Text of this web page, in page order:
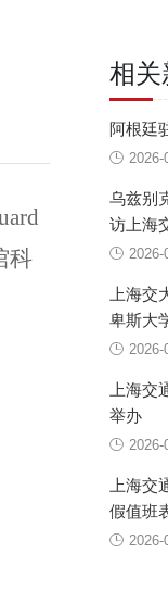
科
相关
阿根廷
2026-
乌兹别
访上海
2026-
上海
卑斯大
2026-
上海
举办
2026-
上海
假值班
2026-